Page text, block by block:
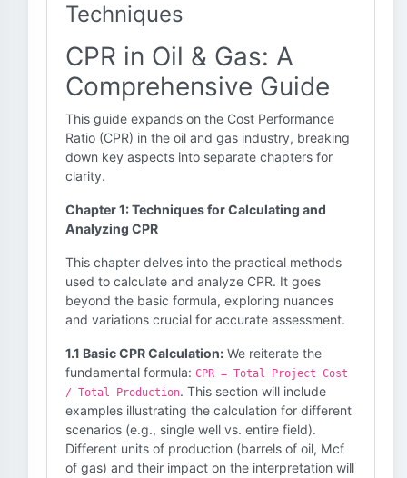
Techniques
CPR in Oil & Gas: A
Comprehensive Guide
This guide expands on the Cost Performance
Ratio (CPR) in the oil and gas industry, breaking
down key aspects into separate chapters for
clarity.
Chapter 1: Techniques for Calculating and
Analyzing CPR
This chapter delves into the practical methods
used to calculate and analyze CPR. It goes
beyond the basic formula, exploring nuances
and variations crucial for accurate assessment.
1.1 Basic CPR Calculation: We reiterate the
fundamental formula: CPR = Total Project Cost
/ Total Production. This section will include
examples illustrating the calculation for different
scenarios (e.g., single well vs. entire field).
Different units of production (barrels of oil, Mcf
of gas) and their impact on the interpretation will